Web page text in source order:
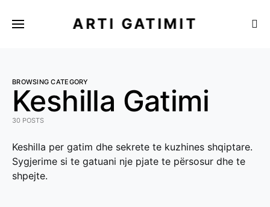
ARTI GATIMIT
BROWSING CATEGORY
Keshilla Gatimi
30 POSTS
Keshilla per gatim dhe sekrete te kuzhines shqiptare.
Sygjerime si te gatuani nje pjate te përsosur dhe te
shpejte.